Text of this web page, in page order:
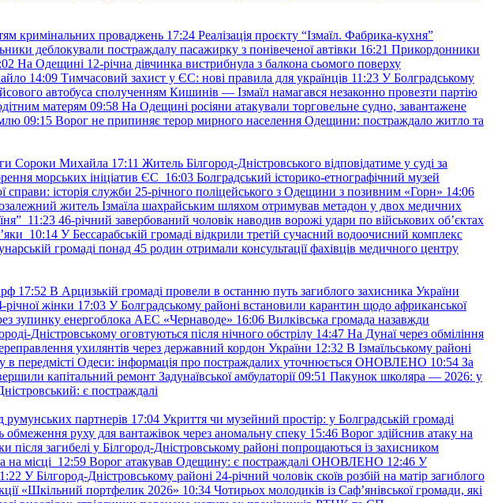
кримінальних проваджень 17:24 Реалізація проєкту “Ізмаїл. Фабрика-кухня”
деблокували постраждалу пасажирку з понівеченої автівки 16:21 Прикордонники
На Одещині 12-річна дівчинка вистрибнула з балкона сьомого поверху
14:09 Тимчасовий захист у ЄС: нові правила для українців 11:23 У Болградському
автобуса сполученням Кишинів — Ізмаїл намагався незаконно провезти партію
матерям 09:58 На Одещині росіяни атакували торговельне судно, завантажене
09:15 Ворог не припиняє терор мирного населення Одещини: постраждало житло та
Сороки Михайла 17:11 Житель Білгород-Дністровського відповідатиме у суді за
морських ініціатив ЄС 16:03 Болградський історико-етнографічний музей
справи: історія служби 25-річного поліцейського з Одещини з позивним «Горн» 14:06
житель Ізмаїла шахрайським шляхом отримував метадон у двох медичних
11:23 46-річний завербований чоловік наводив ворожі удари по військових обʼєктах
10:14 У Бессарабській громаді відкрили третій сучасний водоочисний комплекс
громаді понад 45 родин отримали консультації фахівців медичного центру
рф 17:52 В Арцизькій громаді провели в останню путь загиблого захисника України
річної жінки 17:03 У Болградському районі встановили карантин щодо африканської
зупинку енергоблока АЕС «Чернаводе» 16:06 Вилківська громада назавжди
Дністровському оговтуються після нічного обстрілу 14:47 На Дунаї через обміління
ухилянтів через державний кордон України 12:32 В Ізмаїльському районі
в передмісті Одеси: інформація про постраждалих уточнюється ОНОВЛЕНО 10:54 За
капітальний ремонт Задунаївської амбулаторії 09:51 Пакунок школяра — 2026: у
є постраждалі
румунських партнерів 17:04 Укриття чи музейний простір: у Болградській громаді
руху для вантажівок через аномальну спеку 15:46 Ворог здійснив атаку на
після загибелі у Білгород-Дністровському районі попрощаються із захисником
на місці 12:59 Ворог атакував Одещину: є постраждалі ОНОВЛЕНО 12:46 У
У Білгород-Дністровському районі 24-річний чоловік скоїв розбій на матір загиблого
«Шкільний портфелик 2026» 10:34 Чотирьох молодиків із Саф’янівської громади, які